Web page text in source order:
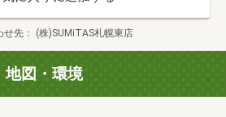
内容のお打合せも同じ場所で済ま
せ先 (株)SUMiTAS札幌東店
地図・環境